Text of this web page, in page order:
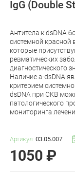
IgG (Double
Антитела к dsDNA
системной красной
которые
ревматических
диагностического
Наличие a-dsDNA
критерием
dsDNA при СКВ
патологического
мониторинга
Артикул: 03.05.007
1050 ₽